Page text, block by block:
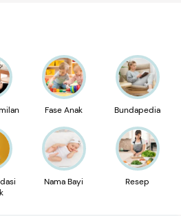
Fase Anak Bundapedia
Nama Bayi Resep